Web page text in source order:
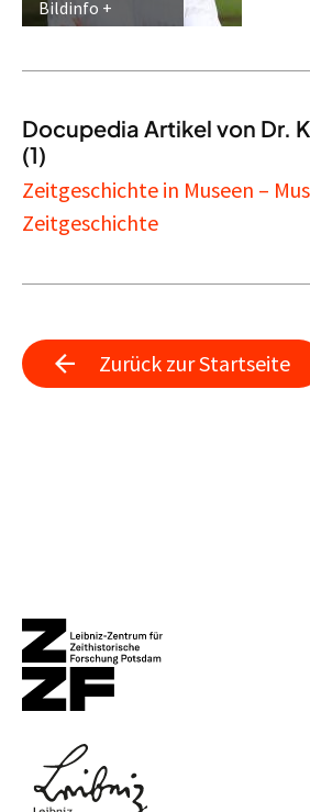
Bildinfo
Docupedia Artikel von Dr.
(1)
Zeitgeschichte in Museen –
Zeitgeschichte
Zurück zur Startseite